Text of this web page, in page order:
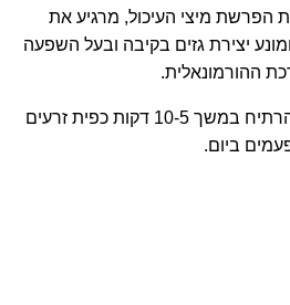
הפרשת מיצי העיכול, מרגיע את
יצירת גזים בקיבה ובעל השפעה
ההורמונאלית.
להרתיח במשך 10-5 דקות כפית זרעים
ביום.